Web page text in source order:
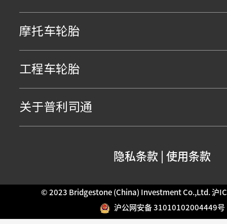
摩托车轮胎
工程车轮胎
关于普利司通
隐私条款 | 使用条款
© 2023 Bridgestone (China) Investment Co.,Ltd.沪
沪公网安备 31010102004449号